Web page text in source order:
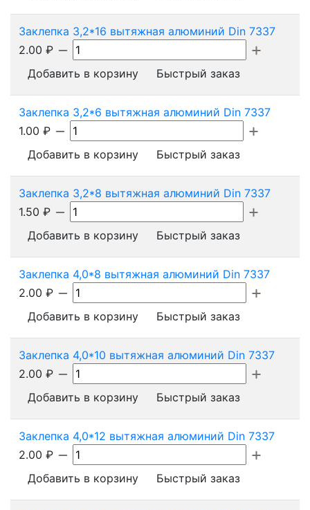
Заклепка 3,2*16 вытяжная алюминий Din 7337
2.00 ₽
Добавить в корзину
Быстрый заказ
Заклепка 3,2*6 вытяжная алюминий Din 7337
1.00 ₽
Добавить в корзину
Быстрый заказ
Заклепка 3,2*8 вытяжная алюминий Din 7337
1.50 ₽
Добавить в корзину
Быстрый заказ
Заклепка 4,0*8 вытяжная алюминий Din 7337
2.00 ₽
Добавить в корзину
Быстрый заказ
Заклепка 4,0*10 вытяжная алюминий Din 7337
2.00 ₽
Добавить в корзину
Быстрый заказ
Заклепка 4,0*12 вытяжная алюминий Din 7337
2.00 ₽
Добавить в корзину
Быстрый заказ